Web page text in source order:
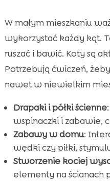
W małym mieszkaniu
wykorzystać każdy kąt.
ruszać i bawić. Koty są
Potrzebują ćwiczeń,
nawet w niewielkim
Drapaki i półki ścienne
wspinaczki i zabawie,
Zabawy w domu:
wędki czy piłki,
Stworzenie kociej
elementy na ścianach